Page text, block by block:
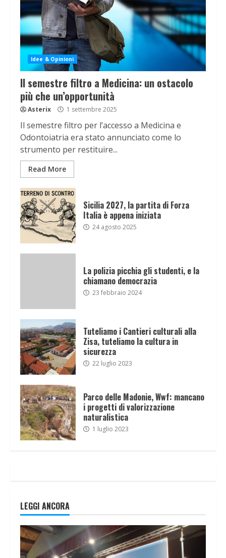
Idee & Opinioni
Il semestre filtro a Medicina: un ostacolo
più che un’opportunità
Asterix 1 settembre 2025
Il semestre filtro per l’accesso a Medicina e
Odontoiatria era stato annunciato come lo
strumento per restituire...
Read More
Sicilia 2027, la partita di Forza
Italia è appena iniziata
24 agosto 2025
La polizia picchia gli studenti, e la
chiamano democrazia
23 febbraio 2024
Tuteliamo i Cantieri culturali alla
Zisa, tuteliamo la cultura in
sicurezza
22 luglio 2023
Parco delle Madonie, Wwf: mancano
i progetti di valorizzazione
naturalistica
1 luglio 2023
LEGGI ANCORA